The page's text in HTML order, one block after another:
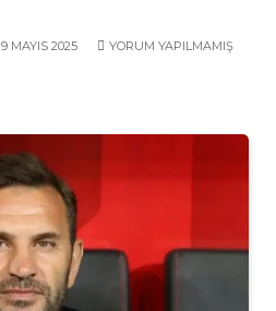
9 MAYIS 2025 YORUM YAPILMAMIŞ